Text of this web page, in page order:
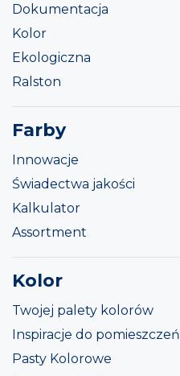
Dokumentacja
Kolor
Ekologiczna
Ralston
Farby
Innowacje
Świadectwa jakości
Kalkulator
Assortment
Kolor
Twojej palety kolorów
Inspiracje do pomieszczeń
Pasty Kolorowe